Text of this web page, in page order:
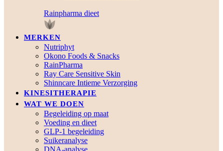
Rainpharma dieet
MERKEN
Nutriphyt
Okono Foods & Snacks
RainPharma
Ray Care Sensitive Skin
Shinncare Intieme Verzorging
KINESITHERAPIE
WAT WE DOEN
Begeleiding op maat
Voeding en dieet
GLP-1 begeleiding
Suikeranalyse
DNA-analyse